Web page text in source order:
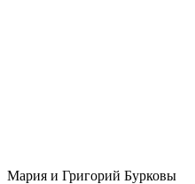
Мария и Григорий Бурковы